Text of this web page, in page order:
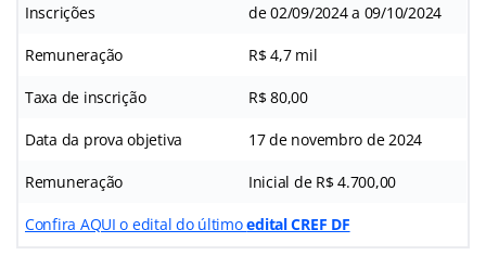
Inscrições de 02/09/2024 a 09/10/2024
Remuneração R$ 4,7 mil
Taxa de inscrição R$ 80,00
Data da prova objetiva 17 de novembro de 2024
Remuneração Inicial de R$ 4.700,00
Confira AQUI o edital do últimoedital CREF DF